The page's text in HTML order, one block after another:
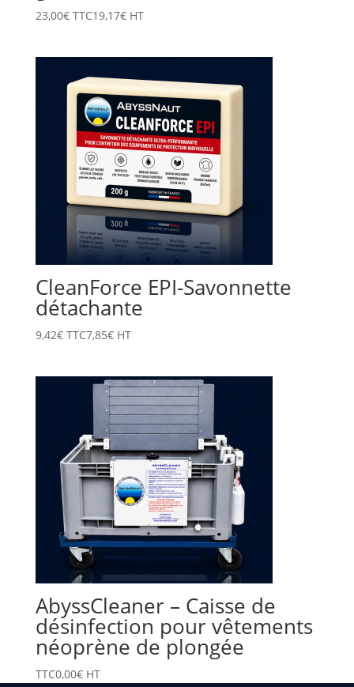
23,00€TTC19,17€HT
CleanForce EPI-Savonnette
détachante
9,42€TTC7,85€HT
AbyssCleaner – Caisse de
désinfection pour vêtements
néoprène de plongée
TTC0,00€HT